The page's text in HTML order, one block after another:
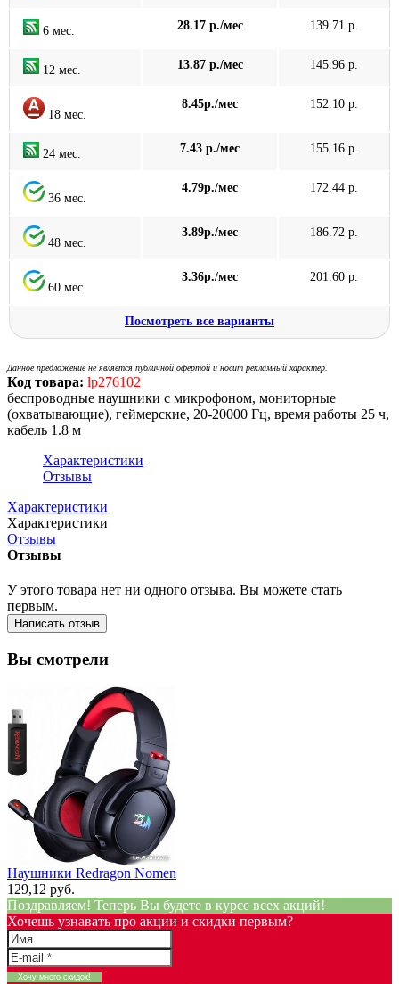
6 мес. 28.17 р./мес 139.71 р.
12 мес. 13.87 р./мес 145.96 р.
18 мес.
8.45р./мес 152.10 р.
24 мес. 7.43 р./мес 155.16 р.
36 мес.
4.79р./мес 172.44 р.
48 мес.
3.89р./мес 186.72 р.
60 мес.
3.36р./мес 201.60 р.
Посмотреть все варианты
Данное предложение не является публичной офертой и носит рекламный характер.
Код товара: lp276102
беспроводные наушники с микрофоном, мониторные
(охватывающие), геймерские, 20-20000 Гц, время работы 25 ч,
кабель 1.8 м
Характеристики
Отзывы
Характеристики
Характеристики
Отзывы
Отзывы
У этого товара нет ни одного отзыва. Вы можете стать
первым.
Написать отзыв
Вы смотрели
Наушники Redragon Nomen
129,12 руб.
Поздравляем! Теперь Вы будете в курсе всех акций!
Хочешь узнавать про акции и скидки первым?